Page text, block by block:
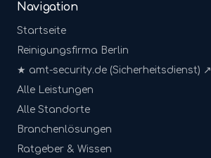
Navigation
Startseite
Reinigungsfirma Berlin
★ amt-security.de (Sicherheitsdienst) ↗
Alle Leistungen
Alle Standorte
Branchenlösungen
Ratgeber & Wissen